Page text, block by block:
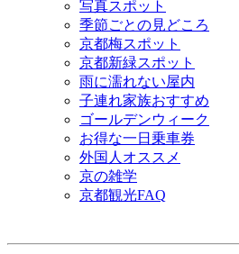
写真スポット
季節ごとの見どころ
京都梅スポット
京都新緑スポット
雨に濡れない屋内
子連れ家族おすすめ
ゴールデンウィーク
お得な一日乗車券
外国人オススメ
京の雑学
京都観光FAQ